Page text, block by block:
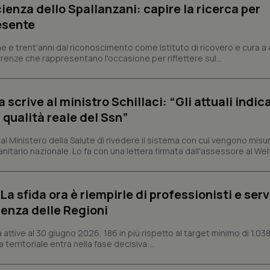
dello Spallanzani: capire la ricerca per
e trent'anni dal riconoscimento come Istituto di ricovero e cura a
che rappresentano l'occasione per riflettere sul...
scrive al ministro Schillaci: “Gli attuali
reale del Ssn”
Ministero della Salute di rivedere il sistema con cui vengono
nazionale. Lo fa con una lettera firmata dall'assessore al
sfida ora è riempirle di professionisti e
delle Regioni
attive al 30 giugno 2026, 186 in più rispetto al target minimo di
territoriale entra nella fase decisiva:...
Necessari Statistici Marketing
a rendere fruibile il sito web abilitandone funzionalità di base quali la
Fornitore/Dominio Scadenza
Descrizione
settimane
scelte di consenso e privacy
del visitatore riguardo a varie
impostazioni sulla privacy,
www.quotidianosanita.it
settimane
Script.com per ricordare le
sui cookie dei visitatori. È
settimane
2 giorni
abilitare il sistema di tracking
www.quotidianosanita.it
settimane
2 giorni
.quotidianosanita.it